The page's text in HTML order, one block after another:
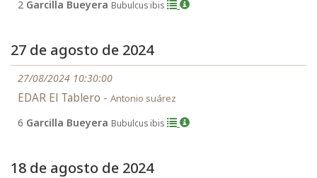
2 Garcilla Bueyera Bubulcus ibis
27 de agosto de 2024
27/08/2024 10:30:00
EDAR El Tablero - Antonio suárez
6 Garcilla Bueyera Bubulcus ibis
18 de agosto de 2024